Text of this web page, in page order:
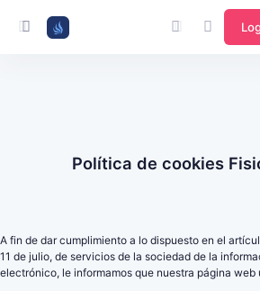
Política de cookies
A fin de dar cumplimiento a lo dispuesto en el
11 de julio, de servicios de la sociedad de la
electrónico, le informamos que nuestra página